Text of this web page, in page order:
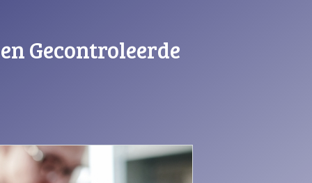
Gecontroleerde